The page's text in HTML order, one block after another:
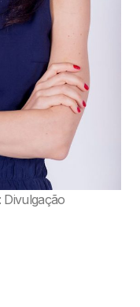
Divulgação